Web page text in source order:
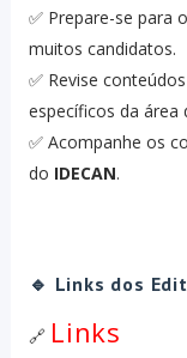
✅ Prepare-se para o
muitos candidatos.
✅ Revise
específicos da área
✅ Acompanhe os
do IDECAN.
🔹 Links dos
🔗 Links